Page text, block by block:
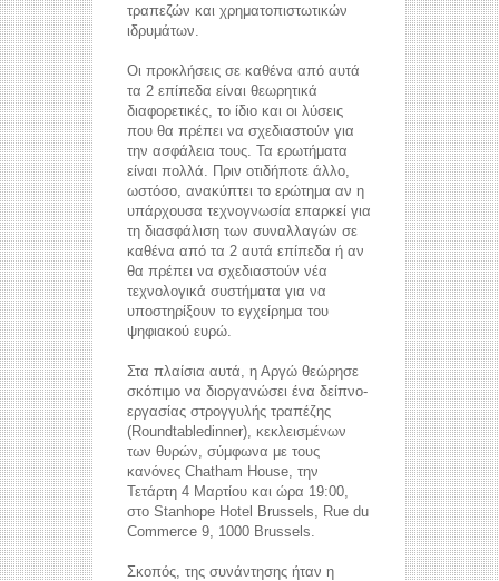
τραπεζών και χρηματοπιστωτικών
ιδρυμάτων.
Οι προκλήσεις σε καθένα από αυτά
τα 2 επίπεδα είναι θεωρητικά
διαφορετικές, το ίδιο και οι λύσεις
που θα πρέπει να σχεδιαστούν για
την ασφάλεια τους. Τα ερωτήματα
είναι πολλά. Πριν οτιδήποτε άλλο,
ωστόσο, ανακύπτει το ερώτημα αν η
υπάρχουσα τεχνογνωσία επαρκεί για
τη διασφάλιση των συναλλαγών σε
καθένα από τα 2 αυτά επίπεδα ή αν
θα πρέπει να σχεδιαστούν νέα
τεχνολογικά συστήματα για να
υποστηρίξουν το εγχείρημα του
ψηφιακού ευρώ.
Στα πλαίσια αυτά, η Αργώ θεώρησε
σκόπιμο να διοργανώσει ένα δείπνο-
εργασίας στρογγυλής τραπέζης
(Roundtabledinner), κεκλεισμένων
των θυρών, σύμφωνα με τους
κανόνες Chatham House, την
Τετάρτη 4 Μαρτίου και ώρα 19:00,
στο Stanhope Hotel Brussels, Rue du
Commerce 9, 1000 Brussels.
Σκοπός, της συνάντησης ήταν η